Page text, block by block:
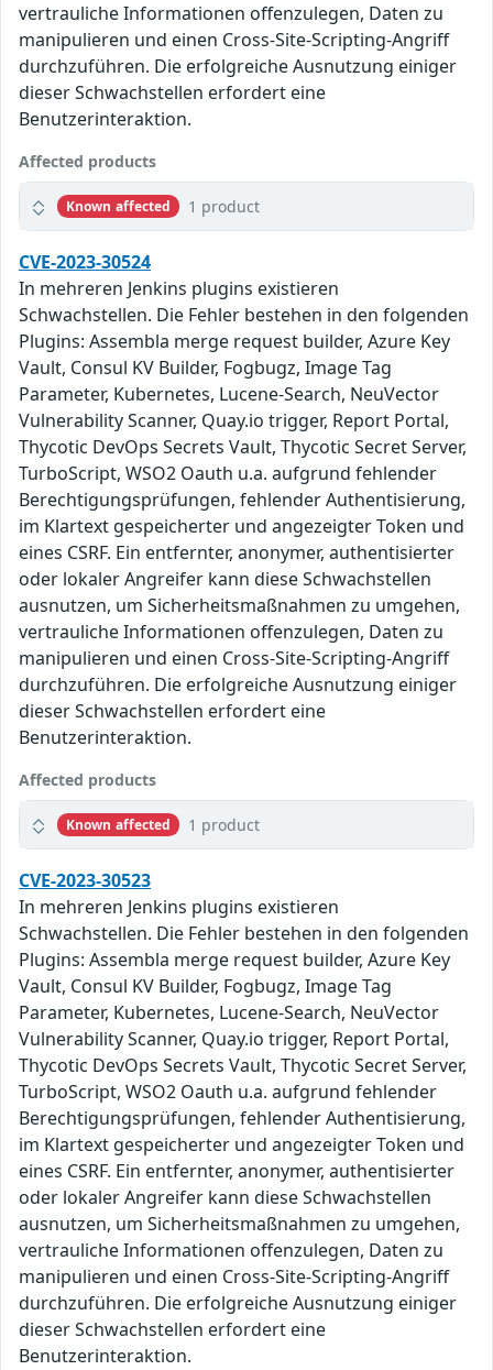
vertrauliche Informationen offenzulegen, Daten zu
manipulieren und einen Cross-Site-Scripting-Angriff
durchzuführen. Die erfolgreiche Ausnutzung einiger
dieser Schwachstellen erfordert eine
Benutzerinteraktion.
Affected products
Known affected 1 product
CVE-2023-30524
In mehreren Jenkins plugins existieren
Schwachstellen. Die Fehler bestehen in den folgenden
Plugins: Assembla merge request builder, Azure Key
Vault, Consul KV Builder, Fogbugz, Image Tag
Parameter, Kubernetes, Lucene-Search, NeuVector
Vulnerability Scanner, Quay.io trigger, Report Portal,
Thycotic DevOps Secrets Vault, Thycotic Secret Server,
TurboScript, WSO2 Oauth u.a. aufgrund fehlender
Berechtigungsprüfungen, fehlender Authentisierung,
im Klartext gespeicherter und angezeigter Token und
eines CSRF. Ein entfernter, anonymer, authentisierter
oder lokaler Angreifer kann diese Schwachstellen
ausnutzen, um Sicherheitsmaßnahmen zu umgehen,
vertrauliche Informationen offenzulegen, Daten zu
manipulieren und einen Cross-Site-Scripting-Angriff
durchzuführen. Die erfolgreiche Ausnutzung einiger
dieser Schwachstellen erfordert eine
Benutzerinteraktion.
Affected products
Known affected 1 product
CVE-2023-30523
In mehreren Jenkins plugins existieren
Schwachstellen. Die Fehler bestehen in den folgenden
Plugins: Assembla merge request builder, Azure Key
Vault, Consul KV Builder, Fogbugz, Image Tag
Parameter, Kubernetes, Lucene-Search, NeuVector
Vulnerability Scanner, Quay.io trigger, Report Portal,
Thycotic DevOps Secrets Vault, Thycotic Secret Server,
TurboScript, WSO2 Oauth u.a. aufgrund fehlender
Berechtigungsprüfungen, fehlender Authentisierung,
im Klartext gespeicherter und angezeigter Token und
eines CSRF. Ein entfernter, anonymer, authentisierter
oder lokaler Angreifer kann diese Schwachstellen
ausnutzen, um Sicherheitsmaßnahmen zu umgehen,
vertrauliche Informationen offenzulegen, Daten zu
manipulieren und einen Cross-Site-Scripting-Angriff
durchzuführen. Die erfolgreiche Ausnutzung einiger
dieser Schwachstellen erfordert eine
Benutzerinteraktion.